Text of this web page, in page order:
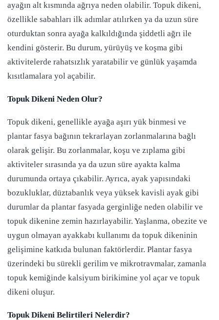
ayağın alt kısmında ağrıya neden olabilir. Topuk dikeni,
özellikle sabahları ilk adımlar atılırken ya da uzun süre
oturduktan sonra ayağa kalkıldığında şiddetli ağrı ile
kendini gösterir. Bu durum, yürüyüş ve koşma gibi
aktivitelerde rahatsızlık yaratabilir ve günlük yaşamda
kısıtlamalara yol açabilir.
Topuk Dikeni Neden Olur?
Topuk dikeni, genellikle ayağa aşırı yük binmesi ve
plantar fasya bağının tekrarlayan zorlanmalarına bağlı
olarak gelişir. Bu zorlanmalar, koşu ve zıplama gibi
aktiviteler sırasında ya da uzun süre ayakta kalma
durumunda ortaya çıkabilir. Ayrıca, ayak yapısındaki
bozukluklar, düztabanlık veya yüksek kavisli ayak gibi
durumlar da plantar fasyada gerginliğe neden olabilir ve
topuk dikenine zemin hazırlayabilir. Yaşlanma, obezite ve
uygun olmayan ayakkabı kullanımı da topuk dikeninin
gelişimine katkıda bulunan faktörlerdir. Plantar fasya
üzerindeki bu sürekli gerilim ve mikrotravmalar, zamanla
topuk kemiğinde kalsiyum birikimine yol açar ve topuk
dikeni oluşur.
Topuk Dikeni Belirtileri Nelerdir?